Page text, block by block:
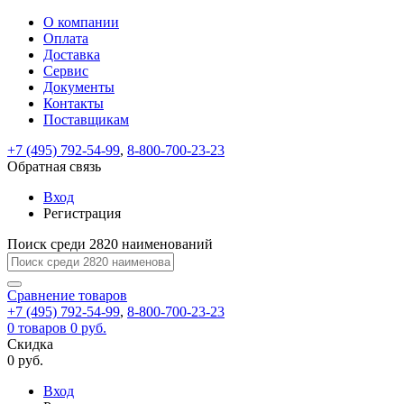
ВходРегистрация
Только
test@example.com
отправлена
по
ней
для
регистрации.
Ок
Только
Запомнить
меня
Забыли
Восстановление
пароля
Заполните
форму.
Мы
отправим
ссылку
на
указанный
электронный
адрес,
перейдя
по
которой
вы
новый
На
вашу
test@test.ru
отправлена
ссылка.
Перейдите
по
для
смены
пароля.
Введите
новый
пароль
Сменить
Пароль
успешно
Войти
Обратная
связь
Сообщение
пользовательского
соглашения
Ваше
сообщение
успешно
О компании
Оплата
Доставка
Сервис
Документы
Контакты
Поставщикам
+7 (495) 792-54-99, 8-800-700-23-23
Обратная связь
Вход
Регистрация
Поиск среди 2820 наименований
Сравнение товаров
+7 (495) 792-54-99, 8-800-700-23-23
0 товаров 0 руб.
Скидка
0 руб.
Вход